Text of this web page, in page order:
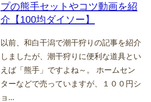
プの熊手セットやコツ動画を紹
介【100均ダイソー】
以前、和白干潟で潮干狩りの記事を紹介
しましたが、潮干狩りに便利な道具とい
えば「熊手」ですよね～。 ホームセン
ターなどで売っていますが、１００円シ
ョ...